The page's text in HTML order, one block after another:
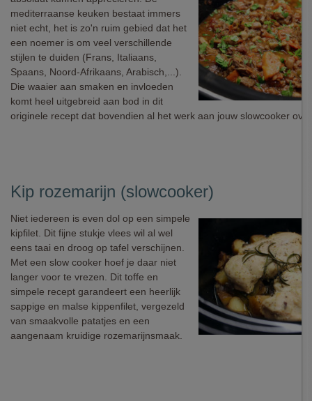
mediterraanse keuken bestaat immers
niet echt, het is zo'n ruim gebied dat het
een noemer is om veel verschillende
stijlen te duiden (Frans, Italiaans,
Spaans, Noord-Afrikaans, Arabisch,...).
Die waaier aan smaken en invloeden
komt heel uitgebreid aan bod in dit
originele recept dat bovendien al het werk aan jouw slowcooker
Kip rozemarijn (slowcooker)
Niet iedereen is even dol op een simpele
kipfilet. Dit fijne stukje vlees wil al wel
eens taai en droog op tafel verschijnen.
Met een slow cooker hoef je daar niet
langer voor te vrezen. Dit toffe en
simpele recept garandeert een heerlijk
sappige en malse kippenfilet, vergezeld
van smaakvolle patatjes en een
aangenaam kruidige rozemarijnsmaak.